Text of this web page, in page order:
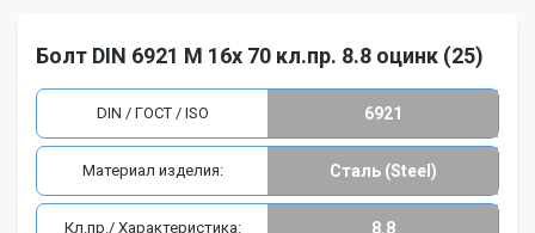
Болт DIN 6921 M 16x 70 кл.пр. 8.8 оцинк (25)
DIN / ГОСТ / ISO 6921
Материал изделия: Сталь (Steel)
Кл.пр./ Характеристика: 8.8